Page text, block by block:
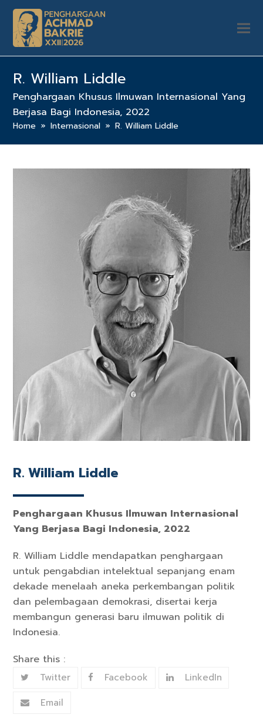
R. William Liddle
Penghargaan Khusus Ilmuwan Internasional Yang
Berjasa Bagi Indonesia, 2022
Home » Internasional » R. William Liddle
R. William Liddle
Penghargaan Khusus Ilmuwan Internasional
Yang Berjasa Bagi Indonesia, 2022
R. William Liddle mendapatkan penghargaan
untuk pengabdian intelektual sepanjang enam
dekade menelaah aneka perkembangan politik
dan pelembagaan demokrasi, disertai kerja
membangun generasi baru ilmuwan politik di
Indonesia.
Share this :
Twitter Facebook
LinkedIn
Email